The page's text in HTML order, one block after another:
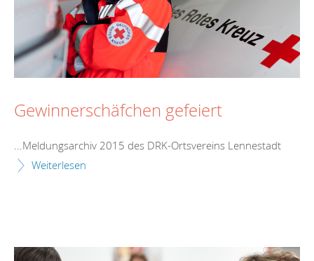
Gewinnerschäfchen gefeiert
...Meldungsarchiv 2015 des DRK-Ortsvereins Lennestadt
Weiterlesen